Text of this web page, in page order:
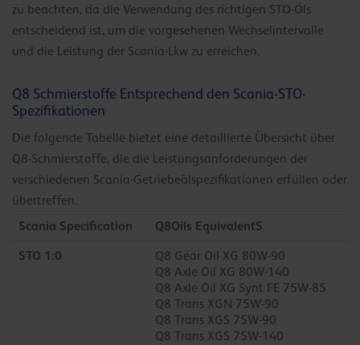
zu beachten, da die Verwendung des richtigen STO-Öls
entscheidend ist, um die vorgesehenen Wechselintervalle
und die Leistung der Scania-Lkw zu erreichen.
Q8 Schmierstoffe Entsprechend den Scania-STO-
Spezifikationen
Die folgende Tabelle bietet eine detaillierte Übersicht über
Q8-Schmierstoffe, die die Leistungsanforderungen der
verschiedenen Scania-Getriebeölspezifikationen erfüllen oder
übertreffen.
Scania Specification
Q8Oils EquivalentS
STO 1:0
Q8 Gear Oil XG 80W-90
Q8 Axle Oil XG 80W-140
Q8 Axle Oil XG Synt FE 75W-85
Q8 Trans XGN 75W-90
Q8 Trans XGS 75W-90
Q8 Trans XGS 75W-140